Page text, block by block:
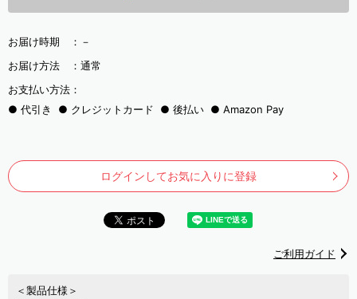
お届け時期 ： －
お届け方法 ： 通常
お支払い方法：
代引き
クレジットカード 後払い Amazon Pay
ログインしてお気に入りに登録
ご利用ガイド
＜製品仕様＞